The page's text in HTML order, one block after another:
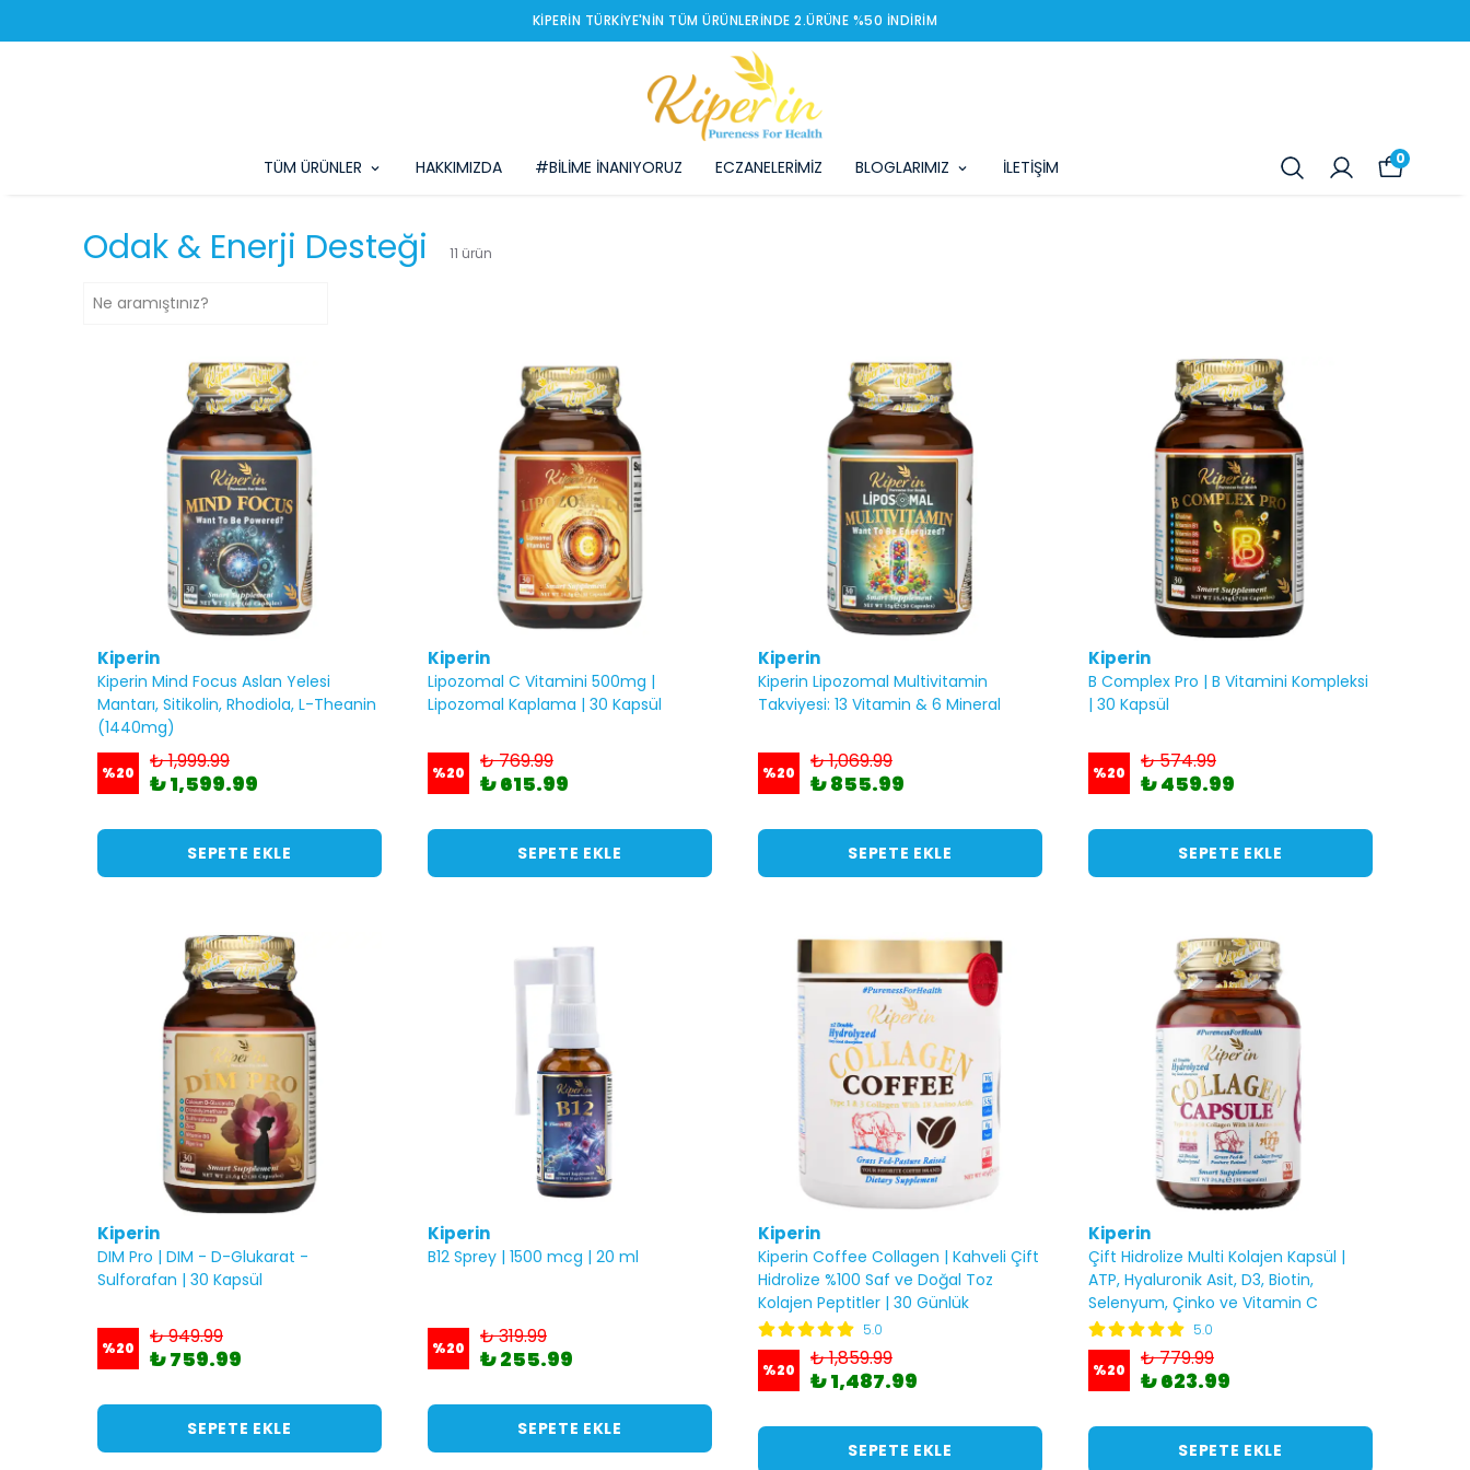
KIPERIN TÜRKIYE'NIN TÜM ÜRÜNLERINDE 2.ÜRÜNE %50 İNDIRIM
TÜM ÜRÜNLER HAKKIMIZDA #BİLİME İNANIYORUZ ECZANELERİMİZ BLOGLARIMIZ İLETİŞİM 0
Odak & Enerji Desteği 11 ürün
Kiperin
Kiperin Mind Focus Aslan Yelesi
Mantarı, Sitikolin, Rhodiola, L-Theanin
(1440mg)
%20 ₺ 1,999.99
₺ 1,599.99
SEPETE EKLE
Kiperin
Lipozomal C Vitamini 500mg |
Lipozomal Kaplama | 30 Kapsül
%20 ₺ 769.99
₺ 615.99
SEPETE EKLE
Kiperin
Kiperin Lipozomal Multivitamin
Takviyesi: 13 Vitamin & 6 Mineral
%20 ₺ 1,069.99
₺ 855.99
SEPETE EKLE
Kiperin
B Complex Pro | B Vitamini Kompleksi
| 30 Kapsül
%20 ₺ 574.99
₺ 459.99
SEPETE EKLE
Kiperin
DIM Pro | DIM - D-Glukarat -
Sulforafan | 30 Kapsül
%20 ₺ 949.99
₺ 759.99
SEPETE EKLE
Kiperin
B12 Sprey | 1500 mcg | 20 ml
%20 ₺ 319.99
₺ 255.99
SEPETE EKLE
Kiperin
Kiperin Coffee Collagen | Kahveli Çift
Hidrolize %100 Saf ve Doğal Toz
Kolajen Peptitler | 30 Günlük
5.0
%20 ₺ 1,859.99
₺ 1,487.99
SEPETE EKLE
Kiperin
Çift Hidrolize Multi Kolajen Kapsül |
ATP, Hyaluronik Asit, D3, Biotin,
Selenyum, Çinko ve Vitamin C
5.0
%20 ₺ 779.99
₺ 623.99
SEPETE EKLE